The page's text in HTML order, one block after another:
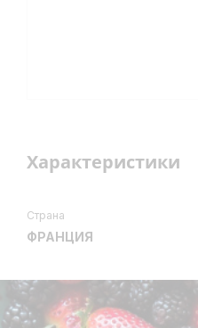
Характеристики
Страна
ФРАНЦИЯ